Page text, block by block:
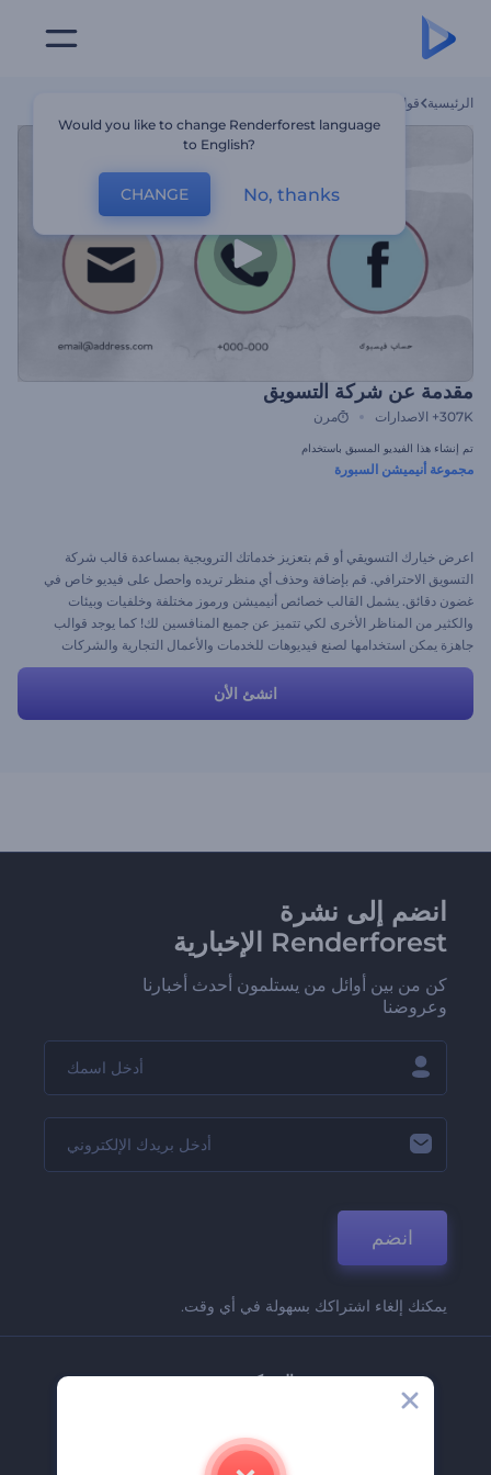
الرئيسية قوالب
مقدمة عن شركة التسويق
307K+ الاصدارات مرن
تم إنشاء هذا الفيديو المسبق باستخدام
مجموعة أنيميشن السبورة
اعرض خيارك التسويقي أو قم بتعزيز خدماتك الترويجية بمساعدة قالب شركة
التسويق الاحترافي. قم بإضافة وحذف أي منظر تريده واحصل على فيديو خاص في
غضون دقائق. يشمل القالب خصائص أنيميشن ورموز مختلفة وخلفيات وبيئات
والكثير من المناظر الأخرى لكي تتميز عن جميع المنافسين لك! كما يوجد قوالب
جاهزة يمكن استخدامها لصنع فيديوهات للخدمات والأعمال التجارية والشركات
الناشئة والمزيد.
انشئ الأن
انضم إلى نشرة
Renderforest الإخبارية
كن من بين أوائل من يستلمون أحدث أخبارنا
وعروضنا
انضم
يمكنك إلغاء اشتراكك بسهولة في أي وقت.
الشركة
اتصل بنا
Would you like to change Renderforest language
to English?
CHANGE No, thanks